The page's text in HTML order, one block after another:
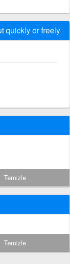
quickly or freely
Temizle
Temizle